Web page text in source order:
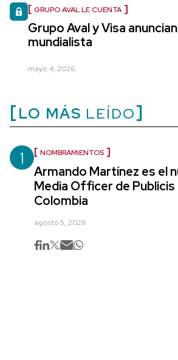
GRUPO AVAL LE CUENTA
Grupo Aval y Visa
mundialista
mayo 4, 2026
LO MÁS LEÍDO
1 NOMBRAMIENTOS
Armando Martínez es el
Media Officer de Publicis
Colombia
agosto 5, 2026